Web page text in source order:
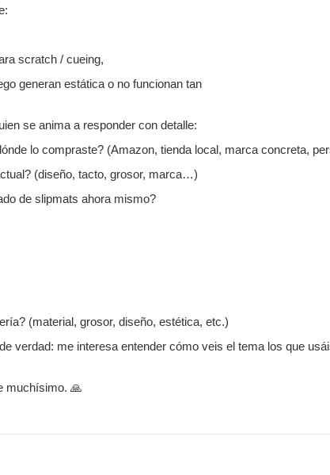
scratch / cueing,
generan estática o no funcionan tan
se anima a responder con detalle:
lo compraste? (Amazon, tienda local, marca concreta,
(diseño, tacto, grosor, marca…)
de slipmats ahora mismo?
(material, grosor, diseño, estética, etc.)
verdad: me interesa entender cómo veis el tema los que
muchísimo. 🙏